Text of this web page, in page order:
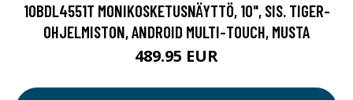
10BDL4551T MONIKOSKETUSNÄYTTÖ, 10", SIS. TIGER-
OHJELMISTON, ANDROID MULTI-TOUCH, MUSTA
489.95 EUR